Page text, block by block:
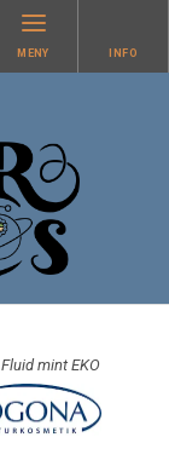
MENY INFO
mint EKO